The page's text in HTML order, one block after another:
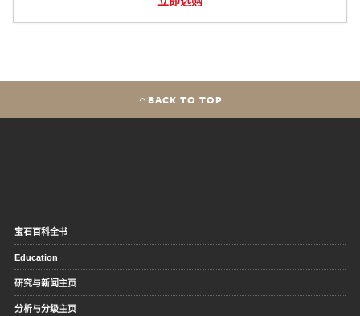
BACK TO TOP
宝石百科全书
Education
研究与新闻主页
分析与分级主页